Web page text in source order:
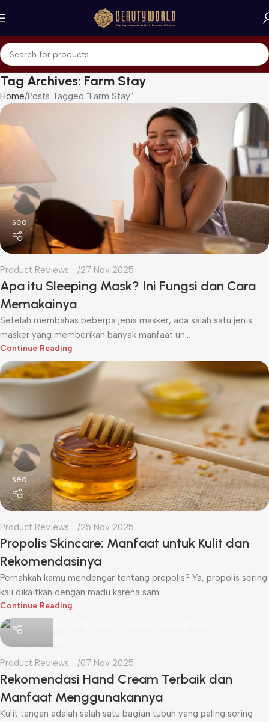
Tag Archives: Farm Stay
Home Posts Tagged "Farm Stay"
seo
Product Reviews 27 Nov 2025
Apa itu Sleeping Mask? Ini Fungsi dan Cara
Memakainya
Setelah membahas beberpa jenis masker, ada salah satu jenis
masker yang memberikan banyak manfaat un...
Continue Reading
seo
Product Reviews 25 Nov 2025
Propolis Skincare: Manfaat untuk Kulit dan
Rekomendasinya
Pernahkah kamu mendengar tentang propolis? Ya, propolis sering
kali dikaitkan dengan madu karena sam...
Continue Reading
Product Reviews 07 Nov 2025
Rekomendasi Hand Cream Terbaik dan
Manfaat Menggunakannya
Kulit tangan adalah salah satu bagian tubuh yang paling sering